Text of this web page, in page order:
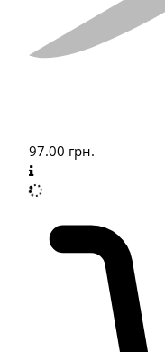
97.00 грн.